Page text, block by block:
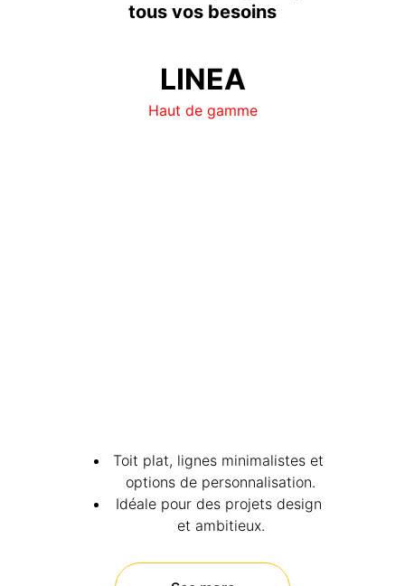
tous vos besoins
LINEA
Toit plat, lignes minimalistes et
options de personnalisation.
Idéale pour des projets design
et ambitieux.
Haut de gamme